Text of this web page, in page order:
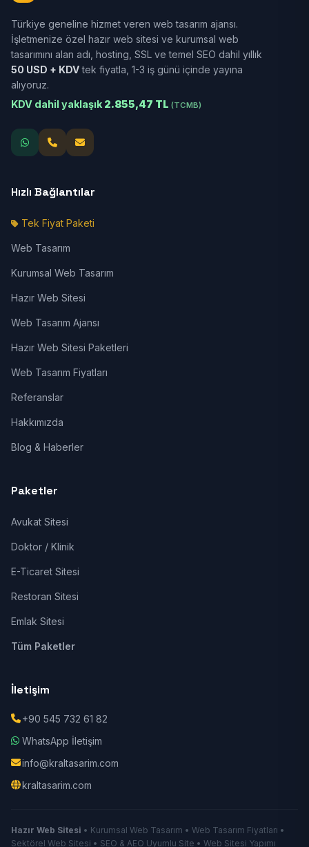
Türkiye geneline hizmet veren web tasarım ajansı.
İşletmenize özel hazır web sitesi ve kurumsal web
tasarımını alan adı, hosting, SSL ve temel SEO dahil yıllık
50 USD + KDVtek fiyatla, 1-3 iş günü içinde yayına
alıyoruz.
KDV dahil yaklaşık 2.855,47 TL (TCMB)
Hızlı Bağlantılar
Tek Fiyat Paketi
Web Tasarım
Kurumsal Web Tasarım
Hazır Web Sitesi
Web Tasarım Ajansı
Hazır Web Sitesi Paketleri
Web Tasarım Fiyatları
Referanslar
Hakkımızda
Blog & Haberler
Paketler
Avukat Sitesi
Doktor / Klinik
E-Ticaret Sitesi
Restoran Sitesi
Emlak Sitesi
Tüm Paketler
İletişim
+90 545 732 61 82
WhatsApp İletişim
info@kraltasarim.com
kraltasarim.com
Hazır Web Sitesi • Kurumsal Web Tasarım • Web Tasarım Fiyatları •
Sektörel Web Sitesi • SEO & AEO Uyumlu Site • Web Sitesi Yapımı